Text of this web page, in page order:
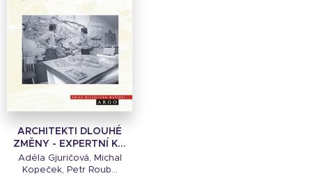
ARCHITEKTI DLOUHÉ
ZMĚNY - EXPERTNÍ K...
Adéla Gjuričová, Michal
Kopeček, Petr Roub...